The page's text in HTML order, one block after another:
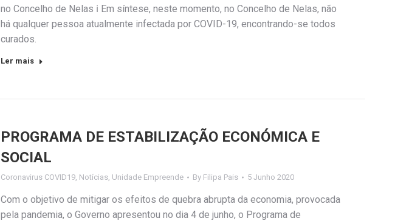
no Concelho de Nelas ℹ️ Em síntese, neste momento, no Concelho de Nelas, não
há qualquer pessoa atualmente infectada por COVID-19, encontrando-se todos
curados.
Ler mais
PROGRAMA DE ESTABILIZAÇÃO ECONÓMICA E
SOCIAL
Coronavirus COVID19 Notícias Unidade Empreende By Filipa Pais 5 Junho 2020
Com o objetivo de mitigar os efeitos de quebra abrupta da economia, provocada
pela pandemia, o Governo apresentou no dia 4 de junho, o Programa de